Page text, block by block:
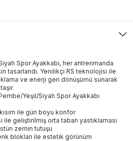
Spor Ayakkabı, her antrenmanda
tasarlandı. Yenilikçi RS teknolojisi ile
ve enerji geri dönüşümü sunarak
Yeşil/Siyah Spor Ayakkabı
ile gün boyu konfor
geliştirilmiş orta taban yastıklaması
zemin tutuşu
blokları ile estetik görünüm